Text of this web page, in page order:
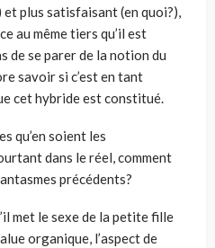
et plus satisfaisant (en quoi?),
au même tiers qu’il est
de se parer de la notion du
savoir si c’est en tant
cet hybride est constitué.
qu’en soient les
dans le réel, comment
précédents?
met le sexe de la petite fille
organique, l’aspect de